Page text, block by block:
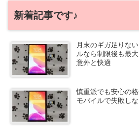
新着記事です♪
月末のギガ足りな
ルなら制限後も最
意外と快適
慎重派でも安心の
モバイルで失敗し